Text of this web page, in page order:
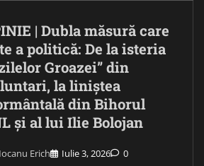
| Dubla măsură care
a politică: De la isteria
Groazei” din
la liniștea
din Bihorul
și al lui Ilie Bolojan
Erich Iulie 3, 2026 0